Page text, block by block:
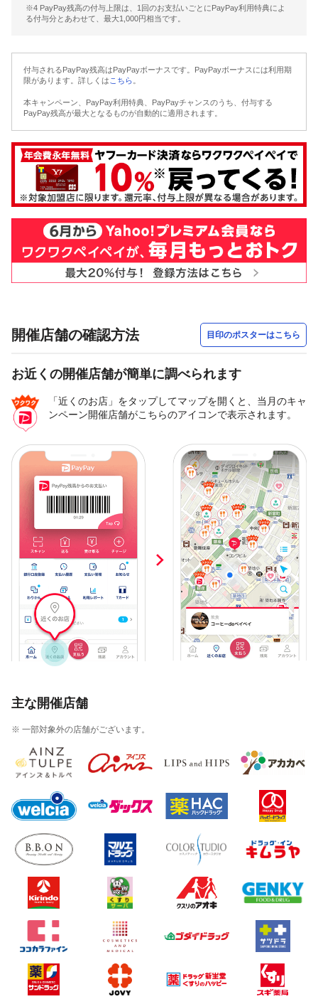
※4 PayPay残高の付与上限は、1回のお支払いごとにPayPay利用特典によ
る付与分とあわせて、最大1,000円相当です。
付与されるPayPay残高はPayPayボーナスです。PayPayボーナスには利用期
限があります。詳しくは こちら
本キャンペーン、PayPay利用特典、PayPayチャンスのうち、付与する
PayPay残高が最大となるものが自動的に適用されます。
開催店舗の確認方法 目印のポスターはこちら
お近くの開催店舗が簡単に調べられます
「近くのお店」をタップしてマップを開くと、当月のキャ
ンペーン開催店舗がこちらのアイコンで表示されます。
主な開催店舗
※ 一部対象外の店舗がございます。